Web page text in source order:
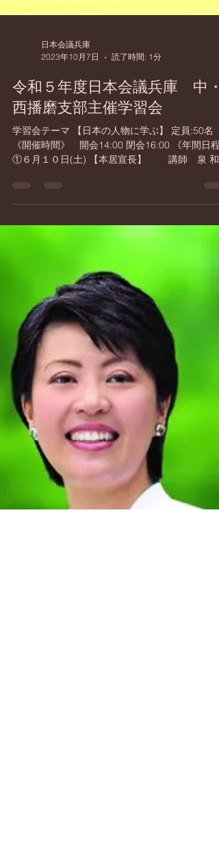
令和５年度日本会議兵庫 中・
西播磨支部主催学習会
学習会テーマ 【日本の人物に学ぶ】 定員:50名
《開催時間》 開会14:00 閉会16:00 《年間日程》
①６月１０日(土) 【本居宣長】 講師 泉 和
（兵庫縣姫路護國神社宮司、中・西播磨支部副支
部長） ②７月８日(土) 【高杉晋作】 講師 山
中...